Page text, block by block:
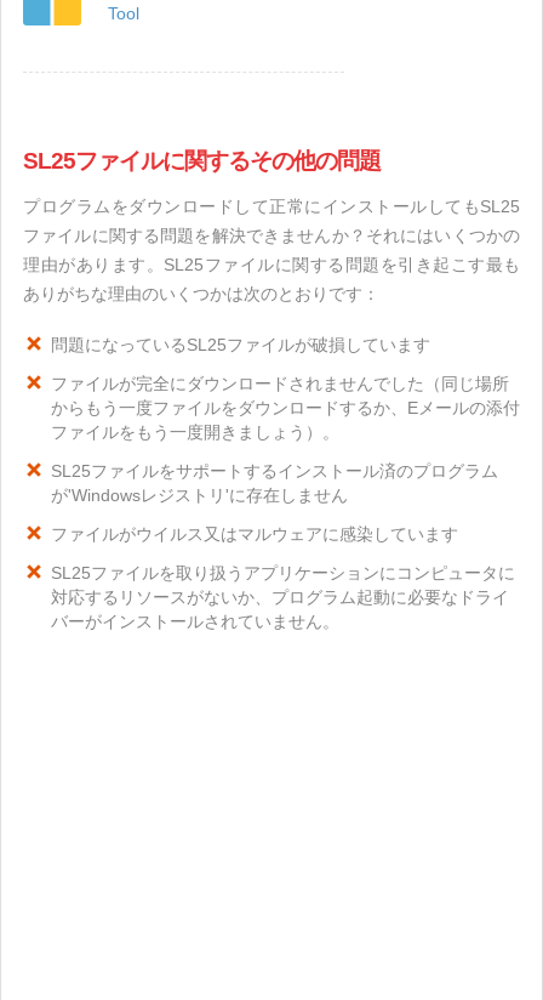
Tool
SL25ファイルに関するその他の問題
プログラムをダウンロードして正常にインストールしてもSL25
ファイルに関する問題を解決できませんか？それにはいくつかの
理由があります。SL25ファイルに関する問題を引き起こす最も
ありがちな理由のいくつかは次のとおりです：
問題になっているSL25ファイルが破損しています
ファイルが完全にダウンロードされませんでした（同じ場所
からもう一度ファイルをダウンロードするか、Eメールの添付
ファイルをもう一度開きましょう）。
SL25ファイルをサポートするインストール済のプログラム
が'Windowsレジストリ'に存在しません
ファイルがウイルス又はマルウェアに感染しています
SL25ファイルを取り扱うアプリケーションにコンピュータに
対応するリソースがないか、プログラム起動に必要なドライ
バーがインストールされていません。